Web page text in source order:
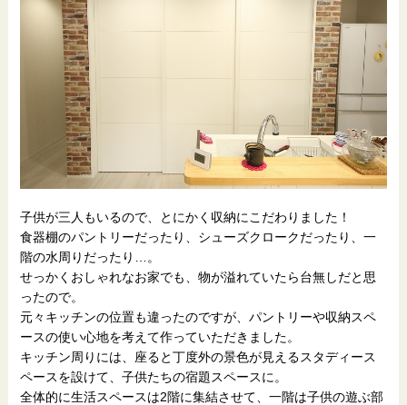
子供が三人もいるので、とにかく収納にこだわりました！
食器棚のパントリーだったり、シューズクロークだったり、一
階の水周りだったり…。
せっかくおしゃれなお家でも、物が溢れていたら台無しだと思
ったので。
元々キッチンの位置も違ったのですが、パントリーや収納スペ
ースの使い心地を考えて作っていただきました。
キッチン周りには、座ると丁度外の景色が見えるスタディース
ペースを設けて、子供たちの宿題スペースに。
全体的に生活スペースは2階に集結させて、一階は子供の遊ぶ部